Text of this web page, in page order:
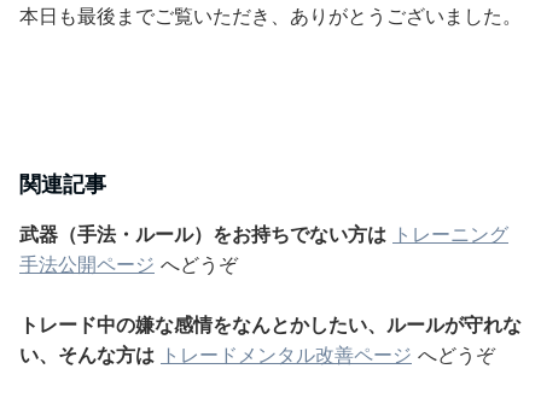
本日も最後までご覧いただき、ありがとうございました。
関連記事
武器（手法・ルール）をお持ちでない方は トレーニング
手法公開ページ へどうぞ
トレード中の嫌な感情をなんとかしたい、ルールが守れな
い、そんな方は トレードメンタル改善ページ へどうぞ